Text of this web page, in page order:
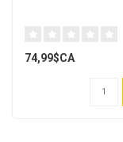
74,99$CA